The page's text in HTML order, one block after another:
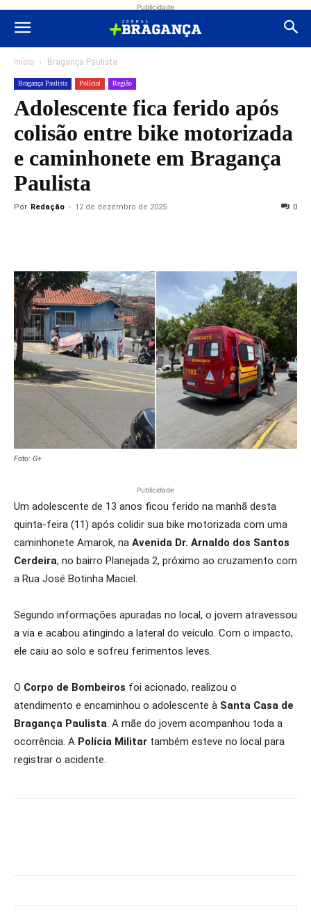
Publicidade
Início Bragança Paulista
Bragança Paulista Polícial Região
Adolescente fica ferido após
colisão entre bike motorizada
e caminhonete em Bragança
Paulista
Por Redação - 12 de dezembro de 2025 0
Foto: G+
Publicidade
Um adolescente de 13 anos ficou ferido na manhã desta
quinta-feira (11) após colidir sua bike motorizada com uma
caminhonete Amarok, na Avenida Dr. Arnaldo dos Santos
Cerdeira, no bairro Planejada 2, próximo ao cruzamento com
a Rua José Botinha Maciel.
Segundo informações apuradas no local, o jovem atravessou
a via e acabou atingindo a lateral do veículo. Com o impacto,
ele caiu ao solo e sofreu ferimentos leves.
O Corpo de Bombeiros foi acionado, realizou o
atendimento e encaminhou o adolescente à Santa Casa de
Bragança Paulista. A mãe do jovem acompanhou toda a
ocorrência. A Polícia Militar também esteve no local para
registrar o acidente.